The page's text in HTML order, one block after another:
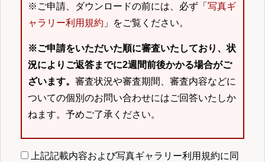
※ご申請、ダウンロードの前には、必ず「 写真ギ
ャラリー利用規約 」をご覧ください。
※ご申請をいただいた順に審査いたしており、状
況によりご返答までに2週間前後かかる場合がご
ざいます。 審査状況や審査期間、審査内容などに
ついての個別のお問い合わせにはご回答いたしか
ねます。予めご了承ください。
上記記載内容および写真ギャラリー利用規約に同